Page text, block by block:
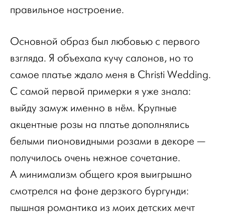
правильное настроение.
Основной образ был любовью с первого
взгляда. Я объехала кучу салонов, но то
самое платье ждало меня в Christi Wedding.
С самой первой примерки я уже знала:
выйду замуж именно в нём. Крупные
акцентные розы на платье дополнялись
белыми пионовидными розами в декоре —
получилось очень нежное сочетание.
А минимализм общего кроя выигрышно
смотрелся на фоне дерзкого бургунди:
пышная романтика из моих детских мечт